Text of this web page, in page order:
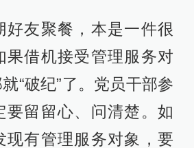
好友聚餐，本是一件很
果借机接受管理服务对
“破纪”了。党员干部参
要留留心、问清楚。如
现有管理服务对象，要